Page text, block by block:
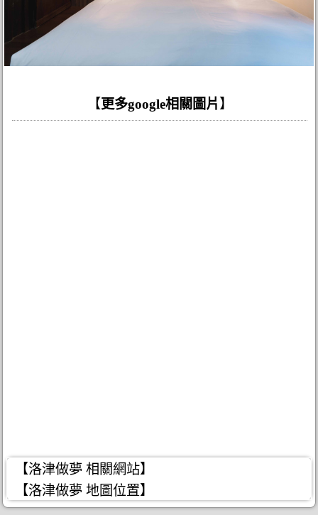
【 更多google相關圖片 】
【洛津做夢 相關網站】
【洛津做夢 地圖位置】